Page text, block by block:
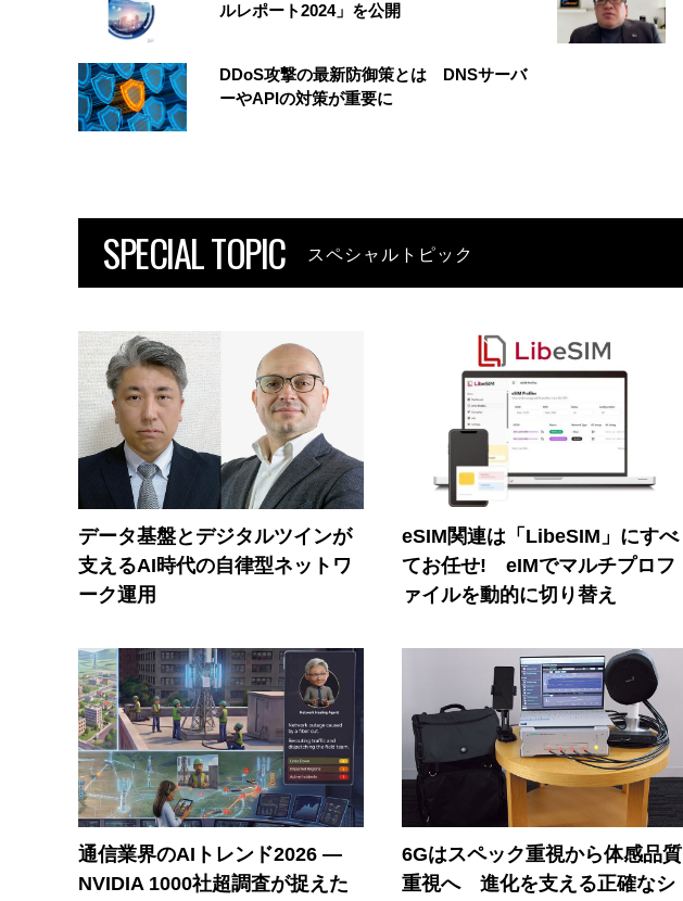
ルレポート2024」を公開
DDoS攻撃の最新防御策とは DNSサーバ
ーやAPIの対策が重要に
SPECIAL TOPIC スペシャルトピック
データ基盤とデジタルツインが
支えるAI時代の自律型ネットワ
ーク運用
eSIM関連は「LibeSIM」にすべ
てお任せ! eIMでマルチプロフ
ァイルを動的に切り替え
通信業界のAIトレンド2026 ―
NVIDIA 1000社超調査が捉えた
6Gはスペック重視から体感品質
重視へ 進化を支える正確なシ